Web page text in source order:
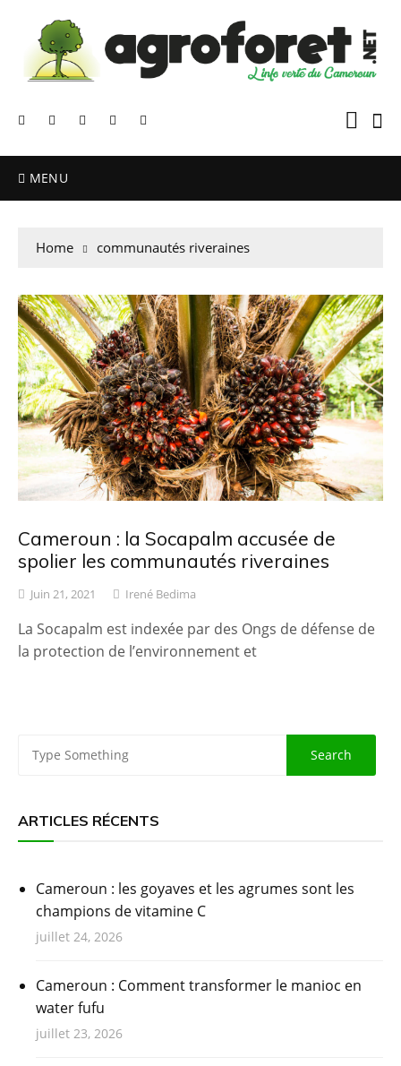
MENU
Home communautés riveraines
Cameroun : la Socapalm accusée de
spolier les communautés riveraines
Juin 21, 2021 Irené Bedima
La Socapalm est indexée par des Ongs de défense de
la protection de l’environnement et
ARTICLES RÉCENTS
Cameroun : les goyaves et les agrumes sont les
champions de vitamine C
juillet 24, 2026
Cameroun : Comment transformer le manioc en
water fufu
juillet 23, 2026